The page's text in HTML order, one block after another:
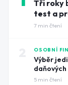
Tři roky
test a
7 min čtení
OSOBNÍ
Výběr
5 min čtení